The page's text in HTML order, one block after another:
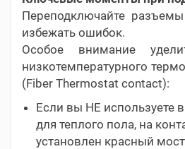
Переподключайте
избежать ошибок.
Особое внимание
низкотемпературного
(Fiber Thermostat contact):
Если вы НЕ используете
для теплого пола, на
установлен красный